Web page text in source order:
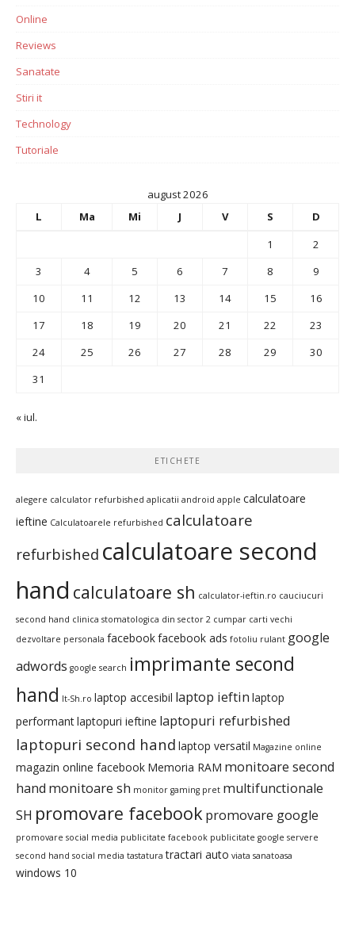
Online
Reviews
Sanatate
Stiri it
Technology
Tutoriale
august 2026
L
Ma Mi J V S
D
1
2
3
4 5 6 7 8
9
10
11 12 13 14 15
16
17
18 19 20 21 22
23
24
25 26 27 28 29
30
31
« iul.
ETICHETE
alegere calculator refurbished aplicatii android apple calculatoare
ieftine Calculatoarele refurbished calculatoare
refurbished calculatoare second
hand calculatoare sh calculator-ieftin.ro cauciucuri
second hand clinica stomatologica din sector 2 cumpar carti vechi
dezvoltare personala facebookfacebook ads fotoliu rulant google
adwords google search imprimante second
hand It-Sh.ro laptop accesibil laptop ieftin laptop
performantlaptopuri ieftine laptopuri refurbished
laptopuri second hand laptop versatil Magazine online
magazin online facebook Memoria RAM monitoare second
hand monitoare sh monitor gaming pret multifunctionale
SH promovare facebookpromovare google
promovare social media publicitate facebook publicitate google servere
second hand social media tastatura tractari auto viata sanatoasa
windows 10